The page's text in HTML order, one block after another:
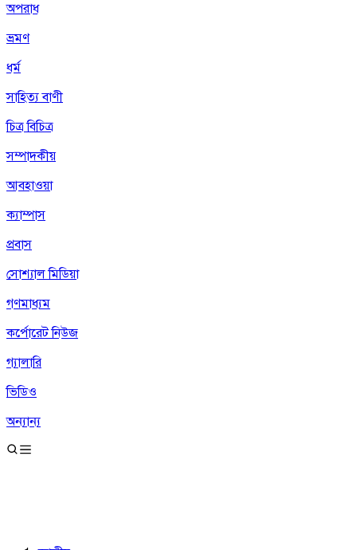
অপরাধ
ভ্রমণ
ধর্ম
সাহিত্য বাণী
চিত্র বিচিত্র
সম্পাদকীয়
আবহাওয়া
ক্যাম্পাস
প্রবাস
সোশ্যাল মিডিয়া
গণমাধ্যম
কর্পোরেট নিউজ
গ্যালারি
ভিডিও
অন্যান্য